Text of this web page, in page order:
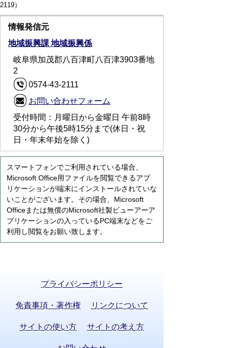
2119）
情報発信元
地域振興課 地域振興係
岐阜県加茂郡八百津町八百津3903番地
2
0574-43-2111
お問い合わせフォーム
受付時間：月曜日から金曜日 午前8時
30分から午後5時15分まで(休日・祝
日・年末年始を除く)
スマートフォンでご利用されている場合、
Microsoft Office用ファイルを閲覧できるアプ
リケーションが端末にインストールされていな
いことがございます。その場合、Microsoft
Officeまたは無償のMicrosoft社製ビューアーア
プリケーションの入っているPC端末などをご
利用し閲覧をお願い致します。
プライバシーポリシー
免責事項・著作権 リンクについて
サイトの使い方 サイトの考え方